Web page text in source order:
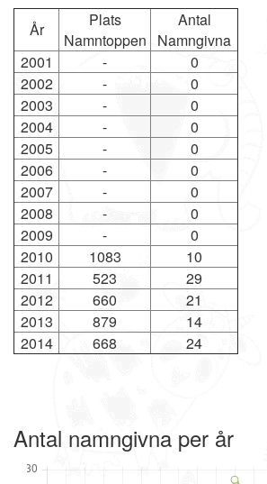
År
Plats
Namntoppen
Antal
Namngivna
2001
-
0
2002
-
0
2003
-
0
2004
-
0
2005
-
0
2006
-
0
2007
-
0
2008
-
0
2009
-
0
2010
1083
10
2011
523
29
2012
660
21
2013
879
14
2014
668 24
Antal namngivna per år